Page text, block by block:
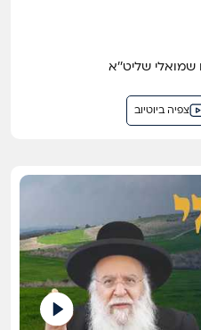
צפיה ביוטיוב